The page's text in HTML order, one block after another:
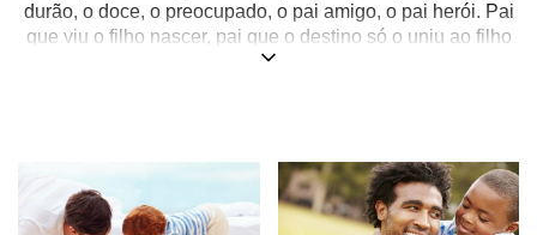
durão, o doce, o preocupado, o pai amigo, o pai herói. Pai
que viu o filho nascer, pai que o destino só o uniu ao filho
um pouco depois. Existe pai aventureiro, cozinheiro,
filhos.
Amor de pai não tem igual, por isso as homenagens que